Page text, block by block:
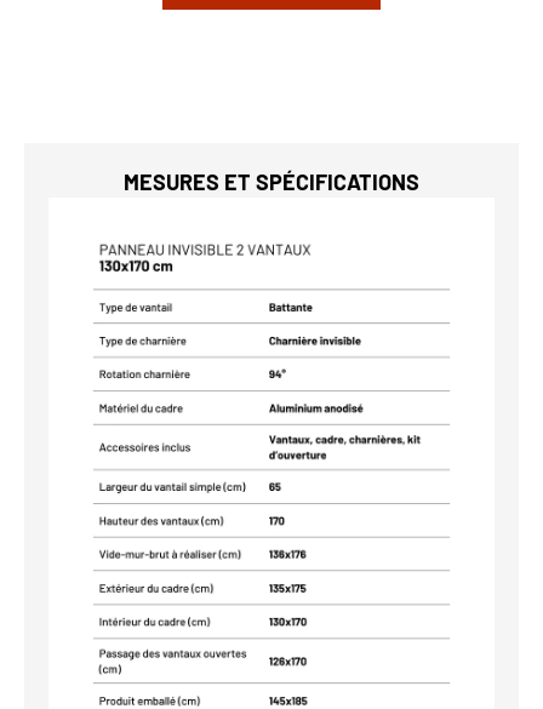
MESURES ET SPÉCIFICATIONS